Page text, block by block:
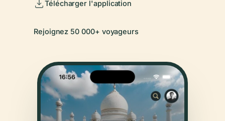
Télécharger l'application
Rejoignez 50 000+ voyageurs